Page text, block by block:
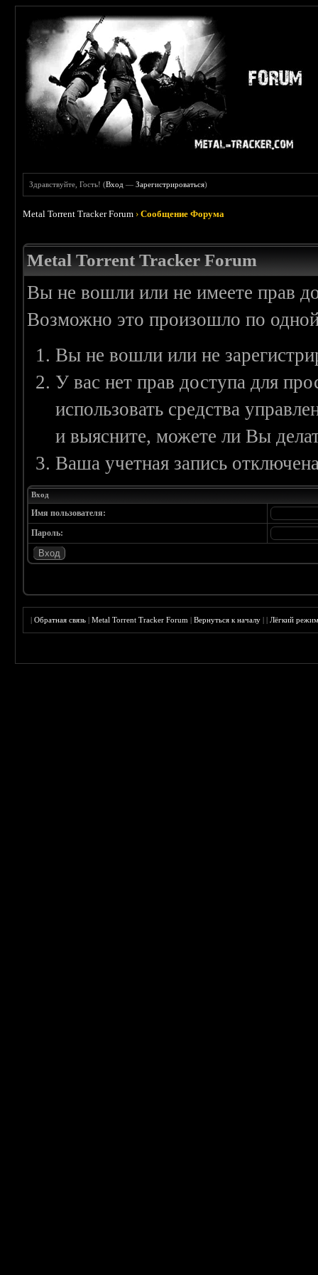
Здравствуйте, Гость! (Вход —Зарегистрироваться)
Metal Torrent Tracker Forum ›Сообщение Форума
Metal Torrent Tracker Forum
Вы не вошли или не имеете прав
Возможно это произошло по
Вы не вошли или не
У вас нет прав доступа для
использовать средства
и выясните, можете ли Вы
Ваша учетная запись
Вход
Имя пользователя:
Пароль:
|Обратная связь |Metal Torrent Tracker Forum |Вернуться к началу ||Лёгкий